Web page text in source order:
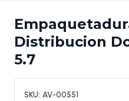
Distribucion
5.7
SKU: AV-00551